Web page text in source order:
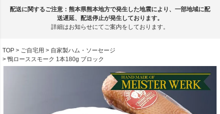
配送に関するご注意：熊本県熊本地方で発生した地震により、一部地域に配
送遅延、配送停止が発生しております。
詳細はお知らせにてご案内をしております。
TOP ご自宅用
自家製ハム・ソーセージ
鴨ローススモーク 1本180g ブロック